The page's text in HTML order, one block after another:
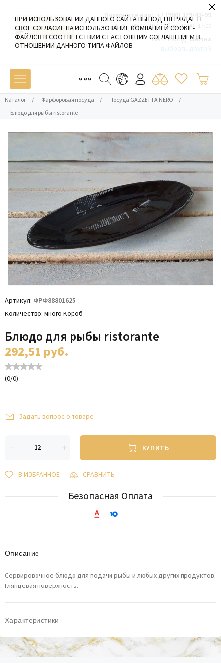
Позвоните нам: +7 (980) 379-42-99
Пн-Пт: 09:00 - 19:00 Сб-Вс: 10:00 - 17:00
Ваш город:Белиз
Каталог / Фарфоровая посуда / Посуда GAZZETTA NERO
/
Блюдо для рыбы ristorante
Артикул ФРФ88801625
Количество много Короб
Блюдо для рыбы ristorante
292,51 руб.
(0/0)
Задать вопрос о товаре
КУПИТЬ
В ИЗБРАННОЕ СРАВНИТЬ
Безопасная Оплата
Описание
Сервировочное блюдо для подачи рыбы и любых других продуктов.
Глянцевая поверхность.
Характеристики
ПРИ ИСПОЛЬЗОВАНИИ ДАННОГО САЙТА ВЫ ПОДТВЕРЖДАЕТЕ
СВОЕ СОГЛАСИЕ НА ИСПОЛЬЗОВАНИЕ КОМПАНИЕЙ COOKIE-
ФАЙЛОВ В СООТВЕТСТВИИ С НАСТОЯЩИМ СОГЛАШЕНИЕМ В
ОТНОШЕНИИ ДАННОГО ТИПА ФАЙЛОВ
×